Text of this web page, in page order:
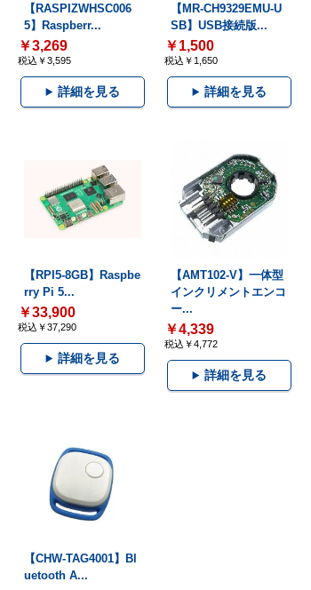
【RASPIZWHSC006
5】Raspberr...
￥3,269
税込￥3,595
詳細を見る
【MR-CH9329EMU-U
SB】USB接続版...
￥1,500
税込￥1,650
詳細を見る
【RPI5-8GB】Raspbe
rry Pi 5...
￥33,900
税込￥37,290
詳細を見る
【AMT102-V】一体型
インクリメントエンコ
ー...
￥4,339
税込￥4,772
詳細を見る
【CHW-TAG4001】Bl
uetooth A...